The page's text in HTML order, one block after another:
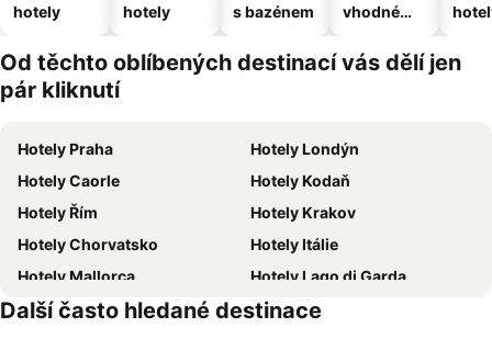
hotely
hotely
s bazénem
vhodné
domácí
zvířata
Od těchto oblíbených destinací vás dělí jen
pár kliknutí
Hotely Praha
Hotely Londýn
Hotely Caorle
Hotely Kodaň
Hotely Řím
Hotely Krakov
Hotely Chorvatsko
Hotely Itálie
Hotely Mallorca
Hotely Lago di Garda
Hotely Česká republika
Hotely Vysočina
Další často hledané destinace